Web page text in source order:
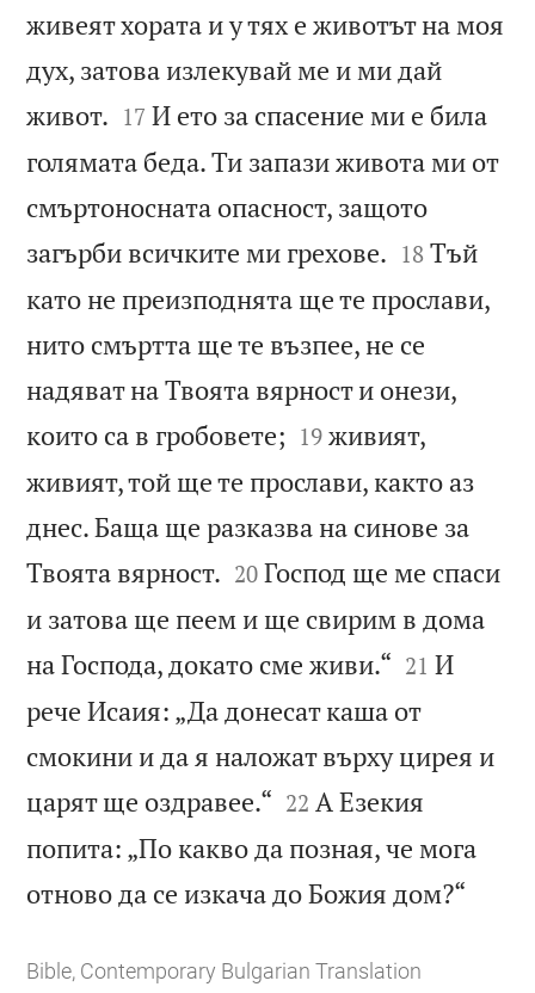
живеят хората и у тях е животът на моя
дух, затова излекувай ме и ми дай
живот. 

17 И ето за спасение ми е била
голямата беда. Ти запази живота ми от
смъртоносната опасност, защото
загърби всичките ми грехове. 

18 Тъй
като не преизподнята ще те прослави,
нито смъртта ще те възпее, не се
надяват на Твоята вярност и онези,
които са в гробовете; 

19 живият,
живият, той ще те прослави, както аз
днес. Баща ще разказва на синове за
Твоята вярност. 

20 Господ ще ме спаси
и затова ще пеем и ще свирим в дома
на Господа, докато сме живи.“ 

21 И
рече Исаия: „Да донесат каша от
смокини и да я наложат върху цирея и
царят ще оздравее.“ 

22 А Езекия
попита: „По какво да позная, че мога
отново да се изкача до Божия дом?“
Bible, Contemporary Bulgarian Translation